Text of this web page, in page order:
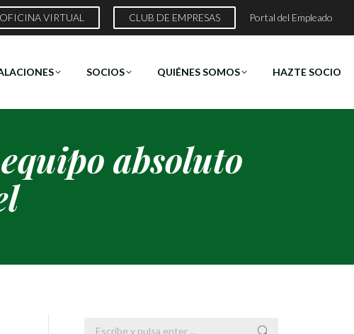
OFICINA VIRTUAL CLUB DE EMPRESAS Portal del Empleado
SOCIOS QUIÉNES SOMOS HAZTE SOCIO
absoluto
Buscar: